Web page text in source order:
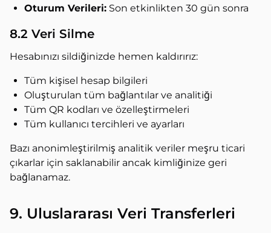
Oturum Verileri: Son etkinlikten 30 gün sonra
8.2 Veri Silme
Hesabınızı sildiğinizde hemen kaldırırız:
Tüm kişisel hesap bilgileri
Oluşturulan tüm bağlantılar ve analitiği
Tüm QR kodları ve özelleştirmeleri
Tüm kullanıcı tercihleri ve ayarları
Bazı anonimleştirilmiş analitik veriler meşru ticari
çıkarlar için saklanabilir ancak kimliğinize geri
bağlanamaz.
9. Uluslararası Veri Transferleri